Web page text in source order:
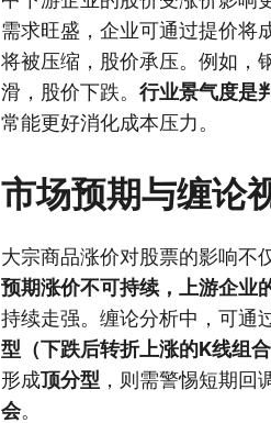
需求旺盛，企业可通过提价将
将被压缩，股价承压。例如，
滑，股价下跌。 行业景气度是
常能更好消化成本压力。
市场预期与缠论
大宗商品涨价对股票的影响不
预期涨价不可持续，上游企业
持续走强。缠论分析中，可通
型（下跌后转折上涨的K线组合
形成顶分型 ，则需警惕短期回
会。